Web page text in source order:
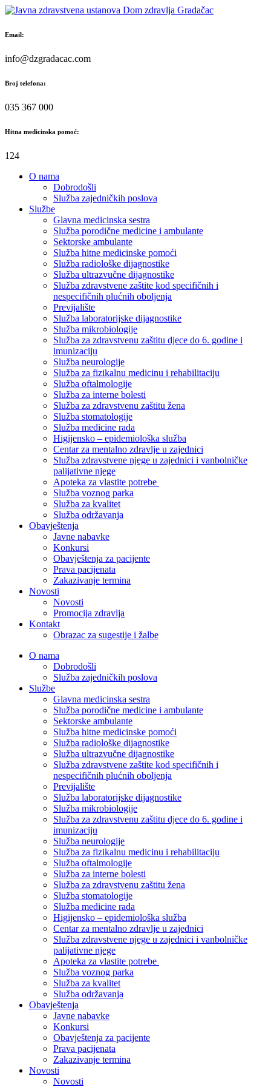
Skip
content
Email:
info@dzgradacac.com
Broj telefona:
035 367 000
Hitna medicinska pomoć:
124
O nama
Dobrodošli
Služba zajedničkih poslova
Službe
Glavna medicinska sestra
Služba porodične medicine i ambulante
Sektorske ambulante
Služba hitne medicinske pomoći
Služba radiološke dijagnostike
Služba ultrazvučne dijagnostike
Služba zdravstvene zaštite kod specifičnih i
nespecifičnih plućnih oboljenja
Previjalište
Služba laboratorijske dijagnostike
Služba mikrobiologije
Služba za zdravstvenu zaštitu djece do 6. godine i
imunizaciju
Služba neurologije
Služba za fizikalnu medicinu i rehabilitaciju
Služba oftalmologije
Služba za interne bolesti
Služba za zdravstvenu zaštitu žena
Služba stomatologije
Služba medicine rada
Higijensko – epidemiološka služba
Centar za mentalno zdravlje u zajednici
Služba zdravstvene njege u zajednici i vanbolničke
palijativne njege
Apoteka za vlastite potrebe
Služba voznog parka
Služba za kvalitet
Služba održavanja
Obavještenja
Javne nabavke
Konkursi
Obavještenja za pacijente
Prava pacijenata
Zakazivanje termina
Novosti
Novosti
Promocija zdravlja
Kontakt
Obrazac za sugestije i žalbe
O nama
Dobrodošli
Služba zajedničkih poslova
Službe
Glavna medicinska sestra
Služba porodične medicine i ambulante
Sektorske ambulante
Služba hitne medicinske pomoći
Služba radiološke dijagnostike
Služba ultrazvučne dijagnostike
Služba zdravstvene zaštite kod specifičnih i
nespecifičnih plućnih oboljenja
Previjalište
Služba laboratorijske dijagnostike
Služba mikrobiologije
Služba za zdravstvenu zaštitu djece do 6. godine i
imunizaciju
Služba neurologije
Služba za fizikalnu medicinu i rehabilitaciju
Služba oftalmologije
Služba za interne bolesti
Služba za zdravstvenu zaštitu žena
Služba stomatologije
Služba medicine rada
Higijensko – epidemiološka služba
Centar za mentalno zdravlje u zajednici
Služba zdravstvene njege u zajednici i vanbolničke
palijativne njege
Apoteka za vlastite potrebe
Služba voznog parka
Služba za kvalitet
Služba održavanja
Obavještenja
Javne nabavke
Konkursi
Obavještenja za pacijente
Prava pacijenata
Zakazivanje termina
Novosti
Novosti